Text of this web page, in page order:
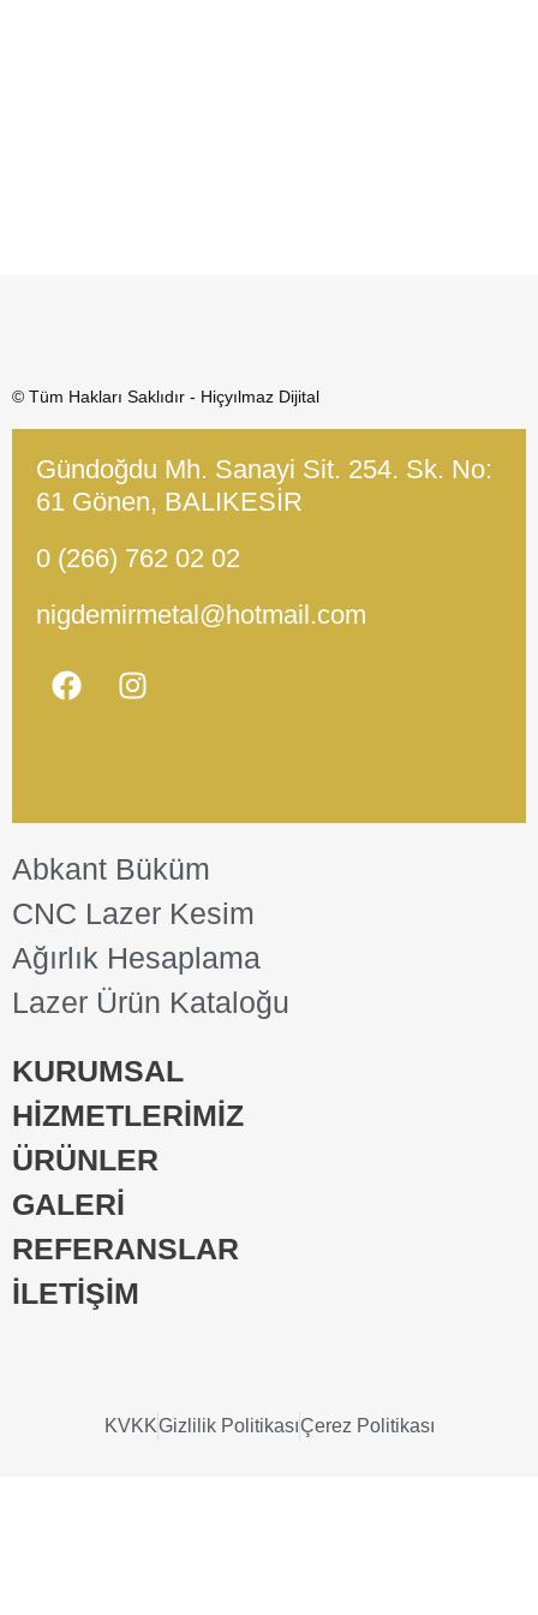
© Tüm Hakları Saklıdır - Hiçyılmaz Dijital
Gündoğdu Mh. Sanayi Sit. 254. Sk. No:
61 Gönen, BALIKESİR
0 (266) 762 02 02
nigdemirmetal@hotmail.com
Abkant Büküm
CNC Lazer Kesim
Ağırlık Hesaplama
Lazer Ürün Kataloğu
KURUMSAL
HİZMETLERİMİZ
ÜRÜNLER
GALERİ
REFERANSLAR
İLETİŞİM
KVKKGizlilik PolitikasıÇerez Politikası